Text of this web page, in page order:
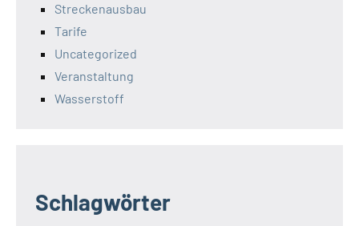
Streckenausbau
Tarife
Uncategorized
Veranstaltung
Wasserstoff
Schlagwörter